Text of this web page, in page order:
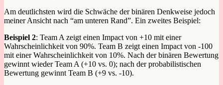
Am deutlichsten wird die Schwäche der binären Denkweise jedoch
meiner Ansicht nach “am unteren Rand”. Ein zweites Beispiel:
Beispiel 2: Team A zeigt einen Impact von +10 mit einer
Wahrscheinlichkeit von 90%. Team B zeigt einen Impact von -100
mit einer Wahrscheinlichkeit von 10%. Nach der binären Bewertung
gewinnt wieder Team A (+10 vs. 0); nach der probabilistischen
Bewertung gewinnt Team B (+9 vs. -10).